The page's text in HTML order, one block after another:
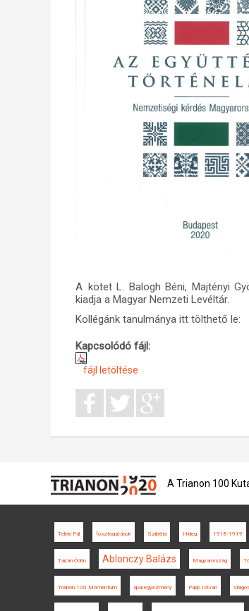
A kötet L. Balogh Béni, Majtényi
kiadja a Magyar Nemzeti Levéltár.
Kollégánk tanulmánya itt tölthető le:
Kapcsolódó fájl:
fájl letöltése
A Trianon 100
Teleki Pál fosztogatások Szibéria Hideg 1918-1919
Tarján Ödön Ablonczy Balázs Magyarország
Trianon 100 Momentum spai egyezmény Papp István Világos